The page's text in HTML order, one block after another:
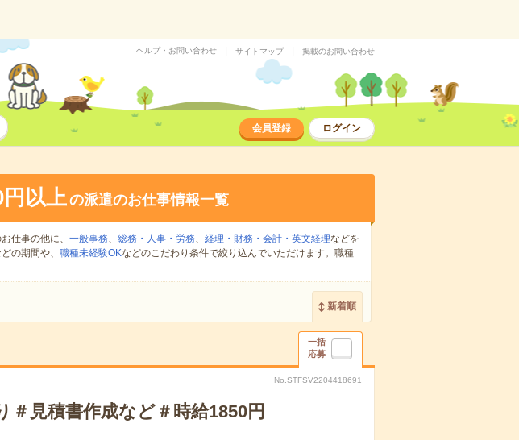
ヘルプ・お問い合わせ サイトマップ 掲載のお問い合わせ
会員登録 ログイン
以上の派遣のお仕事情報一覧
仕事の他に、 一般事務、 総務・人事・労務、 経理・財務・会計・英文経理などを
の期間や、 職種未経験OKなどのこだわり条件で絞り込んでいただけます。職種
新着順
一括
応募
No.STFSV2204418691
＃見積書作成など＃時給1850円